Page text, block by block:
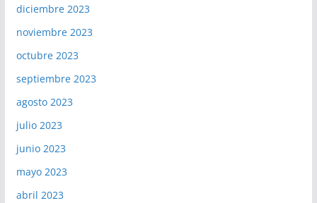
diciembre 2023
noviembre 2023
octubre 2023
septiembre 2023
agosto 2023
julio 2023
junio 2023
mayo 2023
abril 2023